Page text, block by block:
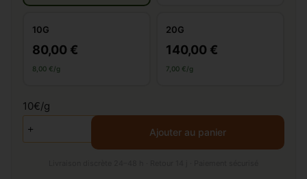
10G
80,00 €
8,00 €/g
20G
140,00 €
7,00 €/g
10€/g
Ajouter au panier